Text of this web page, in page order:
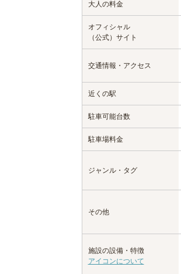
大人の料金
オフィシャル
（公式）サイト
交通情報・アクセス
近くの駅
駐車可能台数
駐車場料金
ジャンル・タグ
その他
施設の設備・特徴
アイコンについて